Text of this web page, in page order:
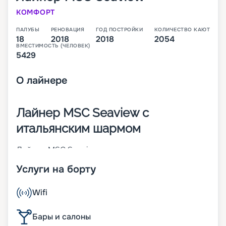
КОМФОРТ
ПАЛУБЫ
18
РЕНОВАЦИЯ
2018
ГОД ПОСТРОЙКИ
2018
КОЛИЧЕСТВО КАЮТ
2054
ВМЕСТИМОСТЬ (ЧЕЛОВЕК)
5429
О лайнере
Лайнер MSC Seaview с
итальянским шармом
Лайнер MSC Seaview – это второе судно класса
крупнейшим итальянским судостроителем
по величине круизным кораблем в мире. На 18-
палубном лайнере находится 2 054 каюты разных
категорий. В них может разместиться 5 429
человек. Другие особенности MSC Seaview:
Услуги на борту
Wifi
Бары и салоны